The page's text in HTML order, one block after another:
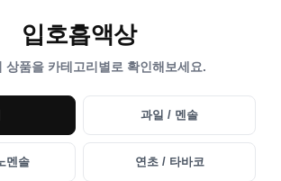
입호흡액상
상품을 카테고리별로 확인해보세요.
과일 / 멘솔
멘솔 연초 / 타바코